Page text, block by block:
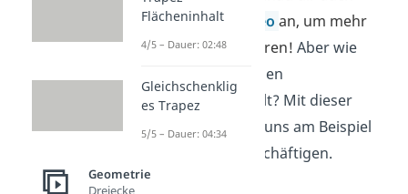
gerne unser
Video an, um mehr
darüber zu erfahren! Aber wie
man den
Oberflächeninhalt? Mit dieser
Frage wollen wir uns am Beispiel
beschäftigen.
Flächeninhalt
4/5 – Dauer: 02:48
Gleichschenklig
es Trapez
5/5 – Dauer: 04:34
Geometrie
Dreiecke